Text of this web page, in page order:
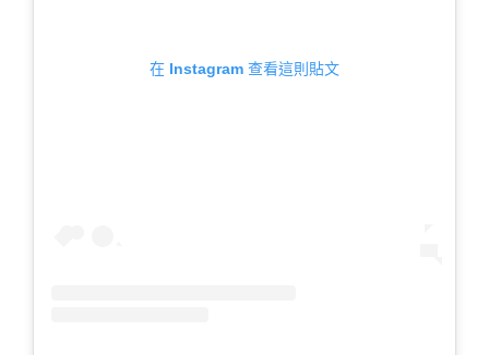
在 Instagram 查看這則貼文